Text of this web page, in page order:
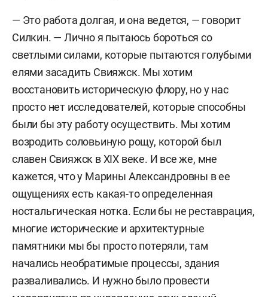
— Это работа долгая, и она ведется, — говорит
Силкин. — Лично я пытаюсь бороться со
светлыми силами, которые пытаются голубыми
елями засадить Свияжск. Мы хотим
восстановить историческую флору, но у нас
просто нет исследователей, которые способны
были бы эту работу осуществить. Мы хотим
возродить соловьиную рощу, которой был
славен Свияжск в XIX веке. И все же, мне
кажется, что у Марины Александровны в ее
ощущениях есть какая-то определенная
ностальгическая нотка. Если бы не реставрация,
многие исторические и архитектурные
памятники мы бы просто потеряли, там
начались необратимые процессы, здания
разваливались. И нужно было провести